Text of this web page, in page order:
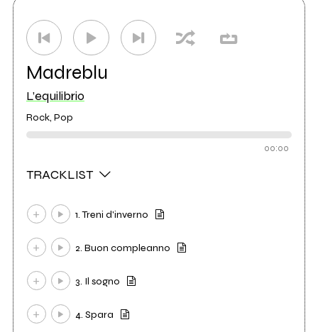
Madreblu
L’equilibrio
Rock, Pop
00:00
TRACKLIST
1. Treni d'inverno
2. Buon compleanno
3. Il sogno
4. Spara